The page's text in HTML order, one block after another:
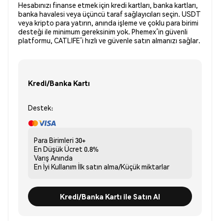
Hesabınızı finanse etmek için kredi kartları, banka kartları,
banka havalesi veya üçüncü taraf sağlayıcıları seçin. USDT
veya kripto para yatırın, anında işleme ve çoklu para birimi
desteği ile minimum gereksinim yok. Phemex’in güvenli
platformu, CATLIFE’i hızlı ve güvenle satın almanızı sağlar.
Kredi/Banka Kartı
Destek:
Para Birimleri 30+
En Düşük Ücret 0.8%
Varış Anında
En İyi Kullanım İlk satın alma/Küçük miktarlar
Kredi/Banka Kartı ile Satın Al